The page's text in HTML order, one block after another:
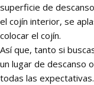
superficie de
el cojín interior, se
colocar el cojín.
Así que, tanto si
un lugar de descanso
todas las expectativas.